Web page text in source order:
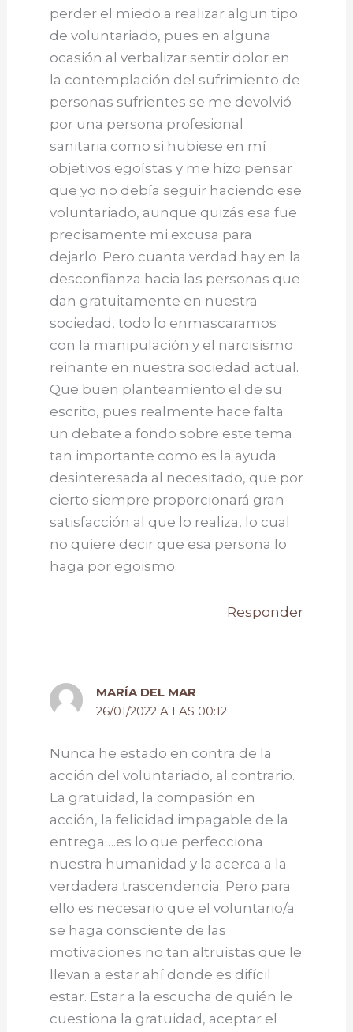
perder el miedo a realizar algun tipo
de voluntariado, pues en alguna
ocasión al verbalizar sentir dolor en
la contemplación del sufrimiento de
personas sufrientes se me devolvió
por una persona profesional
sanitaria como si hubiese en mí
objetivos egoístas y me hizo pensar
que yo no debía seguir haciendo ese
voluntariado, aunque quizás esa fue
precisamente mi excusa para
dejarlo. Pero cuanta verdad hay en la
desconfianza hacia las personas que
dan gratuitamente en nuestra
sociedad, todo lo enmascaramos
con la manipulación y el narcisismo
reinante en nuestra sociedad actual.
Que buen planteamiento el de su
escrito, pues realmente hace falta
un debate a fondo sobre este tema
tan importante como es la ayuda
desinteresada al necesitado, que por
cierto siempre proporcionará gran
satisfacción al que lo realiza, lo cual
no quiere decir que esa persona lo
haga por egoismo.
Responder
MARÍA DEL MAR
26/01/2022 A LAS 00:12
Nunca he estado en contra de la
acción del voluntariado, al contrario.
La gratuidad, la compasión en
acción, la felicidad impagable de la
entrega….es lo que perfecciona
nuestra humanidad y la acerca a la
verdadera trascendencia. Pero para
ello es necesario que el voluntario/a
se haga consciente de las
motivaciones no tan altruistas que le
llevan a estar ahí donde es difícil
estar. Estar a la escucha de quién le
cuestiona la gratuidad, aceptar el